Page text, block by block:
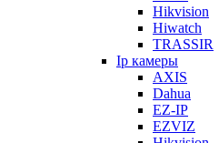
Hikvision
Hiwatch
TRASSIR
Ip камеры
AXIS
Dahua
EZ-IP
EZVIZ